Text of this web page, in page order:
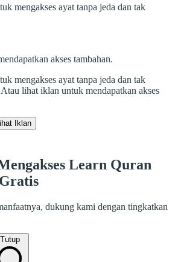
mengakses ayat tanpa jeda dan tak
akses tambahan.
mengakses ayat tanpa jeda dan tak
lihat iklan untuk mendapatkan akses
Iklan
Learn Quran
dukung kami dengan tingkatkan
Tutup